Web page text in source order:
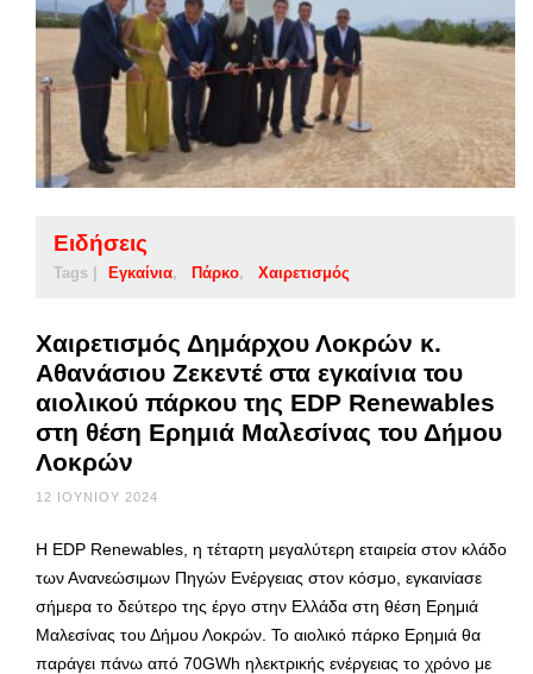
Ειδήσεις
Tags | Εγκαίνια Πάρκο Χαιρετισμός
Χαιρετισμός Δημάρχου Λοκρών κ.
Αθανάσιου Ζεκεντέ στα εγκαίνια του
αιολικού πάρκου της EDP Renewables
στη θέση Ερημιά Μαλεσίνας του Δήμου
Λοκρών
12 ΙΟΥΝΊΟΥ 2024
Η EDP Renewables, η τέταρτη μεγαλύτερη εταιρεία στον κλάδο
των Ανανεώσιμων Πηγών Ενέργειας στον κόσμο, εγκαινίασε
σήμερα το δεύτερο της έργο στην Ελλάδα στη θέση Ερημιά
Μαλεσίνας του Δήμου Λοκρών. Το αιολικό πάρκο Ερημιά θα
παράγει πάνω από 70GWh ηλεκτρικής ενέργειας το χρόνο με